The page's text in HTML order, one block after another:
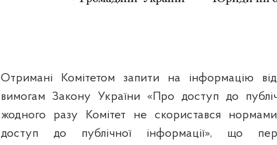
Отримані Комітетом запити на інформацію
вимогам Закону України «Про доступ до
жодного разу Комітет не скористався
доступ до публічної інформації», що